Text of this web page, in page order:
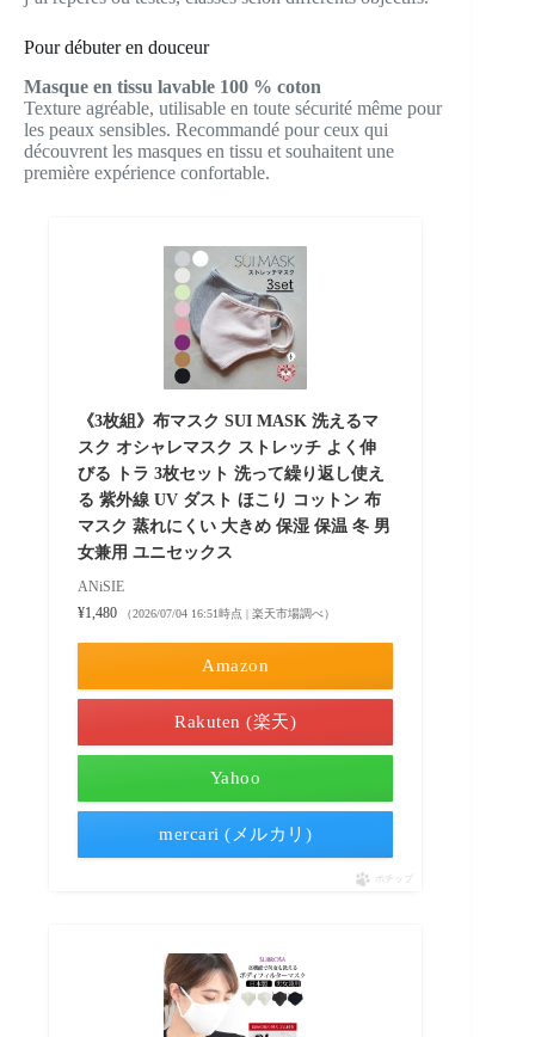
Pour débuter en douceur
Masque en tissu lavable 100 % coton
Texture agréable, utilisable en toute sécurité même pour
les peaux sensibles. Recommandé pour ceux qui
découvrent les masques en tissu et souhaitent une
première expérience confortable.
《3枚組》布マスク SUI MASK 洗えるマ
スク オシャレマスク ストレッチ よく伸
びる トラ 3枚セット 洗って繰り返し使え
る 紫外線 UV ダスト ほこり コットン 布
マスク 蒸れにくい 大きめ 保湿 保温 冬 男
女兼用 ユニセックス
ANiSIE
¥1,480
（2026/07/04 16:51時点 | 楽天市場調べ）
Amazon
Rakuten (楽天)
Yahoo
mercari (メルカリ)
ポチップ